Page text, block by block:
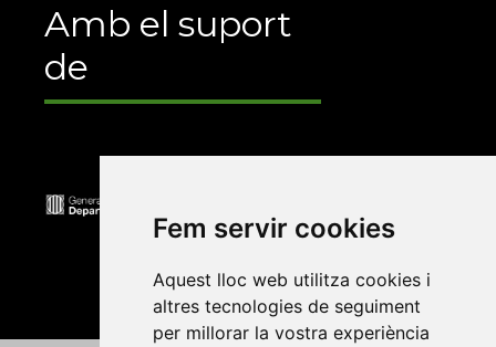
Fem servir cookies
Aquest lloc web utilitza cookies i
altres tecnologies de seguiment
per millorar la vostra experiència
Amb el suport
de